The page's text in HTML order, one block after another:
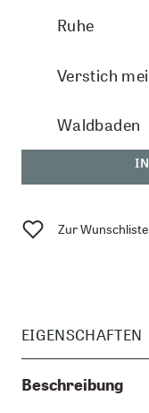
Ruhe
Verstich
Waldbaden
CHF 15.60
Anzahl:
Zur
EIGENSCHAFTEN
Beschreibung